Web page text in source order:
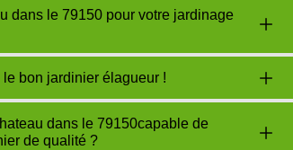
dans le 79150 pour votre jardinage
bon jardinier élagueur !
dans le 79150capable de
de qualité ?